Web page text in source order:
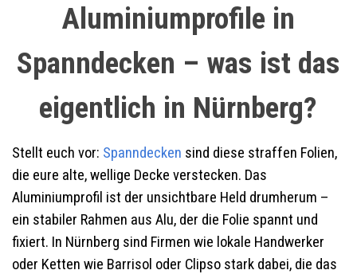
Aluminiumprofile in
Spanndecken – was ist das
eigentlich in Nürnberg?
Stellt euch vor: Spanndecken sind diese straffen Folien,
die eure alte, wellige Decke verstecken. Das
Aluminiumprofil ist der unsichtbare Held drumherum –
ein stabiler Rahmen aus Alu, der die Folie spannt und
fixiert. In Nürnberg sind Firmen wie lokale Handwerker
oder Ketten wie Barrisol oder Clipso stark dabei, die das